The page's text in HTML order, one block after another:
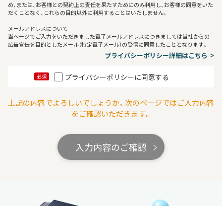
め、または、お客様との契約上の責任を果たすためにのみ利用し、お客様の同意をいた
だくことなく、これらの目的以外に利用することはいたしません。
メールアドレスについて
当ページでご入力をいただきました電子メールアドレスにつきましては当社からの
広告宣伝を目的としたメール（特定電子メール）の受信に同意したこととなります。
プライバシーポリシー詳細はこちら
必須 プライバシーポリシーに同意する
上記の内容でよろしいでしょうか。次のページではご入力内容
をご確認いただきます。
入力内容のご確認